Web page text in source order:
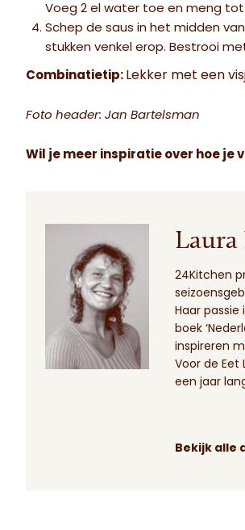
Voeg 2 el water toe en meng
Schep de saus in het midden
stukken venkel erop. Bestrooi
Combinatietip: Lekker met een
Foto header: Jan Bartelsman
Wil je meer inspiratie over hoe je
Laura
24Kitchen
Haar
boek
inspireren
Voor de Eet
een jaar
Bekijk alle